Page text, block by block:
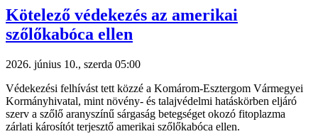
Kötelező védekezés az amerikai
szőlőkabóca ellen
2026. június 10., szerda 05:00
Védekezési felhívást tett közzé a Komárom-Esztergom Vármegyei
Kormányhivatal, mint növény- és talajvédelmi hatáskörben eljáró
szerv a szőlő aranyszínű sárgaság betegséget okozó fitoplazma
zárlati károsítót terjesztő amerikai szőlőkabóca ellen.